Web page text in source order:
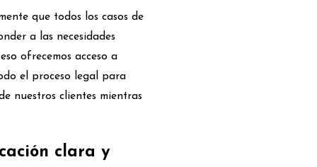
que todos los casos de
a las necesidades
ofrecemos acceso a
el proceso legal para
nuestros clientes mientras
clara y